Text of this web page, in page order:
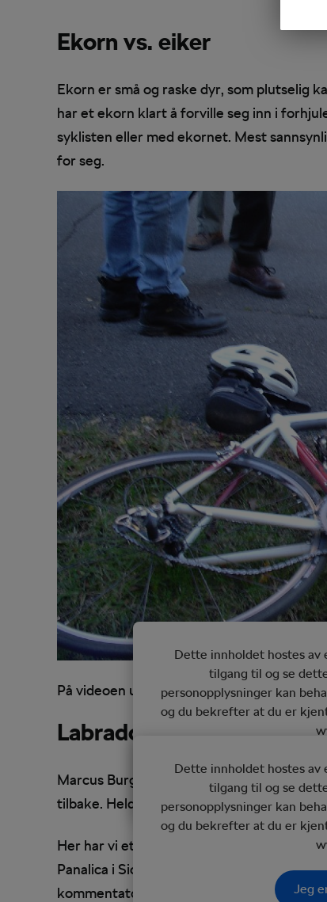
Ekorn vs. eiker
Ekorn er små og raske dyr, som plutselig
har et ekorn klart å forville seg inn i
syklisten eller med ekornet. Mest
for seg.
På videoen under kan man se at det
Dette innholdet hostes av
tilgang til og se
personopplysninger kan
og du bekrefter at du er
Jeg
Labrador vs karbon
Marcus Burghardt fikk et ublidt møte med
tilbake. Heldigvis gikk det både bra med
Dette innholdet hostes av
tilgang til og se
personopplysninger kan
og du bekrefter at du er
Jeg
Her har vi et eksempel på en hund som
Panalica i Sicily og hunden får virkelig til
kommentatorene.